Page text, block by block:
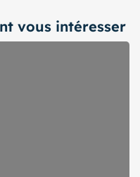
vous intéresser